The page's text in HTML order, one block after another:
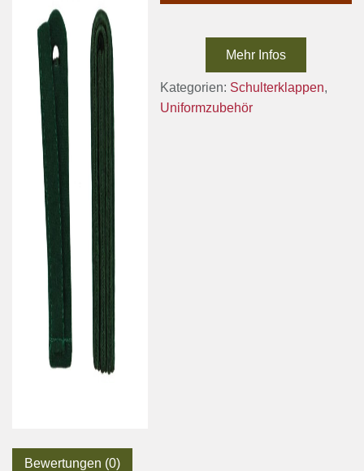
Mehr Infos
Kategorien: Schulterklappen,
Uniformzubehör
Bewertungen (0)